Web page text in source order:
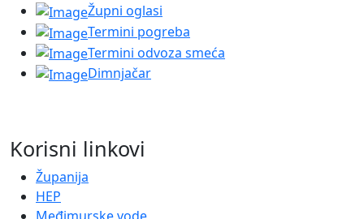
Župni oglasi
Termini pogreba
Termini odvoza smeća
Dimnjačar
Korisni linkovi
Županija
HEP